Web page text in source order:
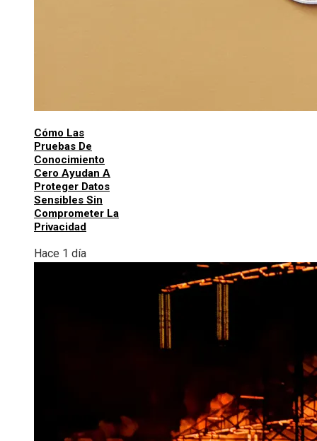
Cómo Las
Pruebas De
Conocimiento
Cero Ayudan A
Proteger Datos
Sensibles Sin
Comprometer La
Privacidad
Hace 1 día